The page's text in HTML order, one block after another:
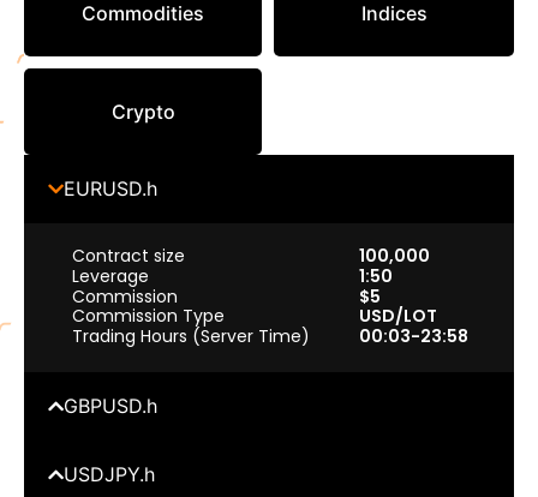
Commodities Indices
Crypto
EURUSD.h
Contract size
100,000
Leverage
1:50
Commission
$5
Commission Type
USD/LOT
Trading Hours (Server Time)
00:03-23:58
GBPUSD.h
USDJPY.h